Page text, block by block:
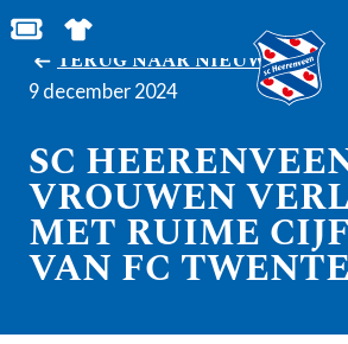
BESTEL JOUW TICKETS
SHOP IN DE FEANSTORE
TERUG NAAR NIEUWS
9 december 2024
SC
VROUWEN
MET RUIME
VAN FC TWENTE